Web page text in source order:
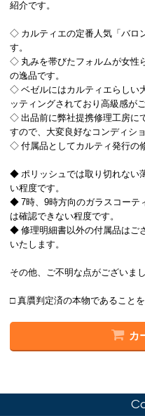
紹介です。
◇ カルティエの定番人気「バロ
す。
◇ 丸みを帯びたフォルムが女性
の逸品です。
◇ ベゼルにはカルティエらしい
ッティングされており高級感が
◇ 出品前に弊社提携修理工房に
すので、大変良好なコンディシ
◇ 付属品としてカルティ発行の
◆ ポリッシュでは取り切れない
い程度です。
◆ 7時、9時方向のガラスコーテ
は確認できない程度です。
◆ 修理明細書以外の付属品はご
いたします。
その他、ご不明な点がございま
□ 真贋判定済の本物であること
カ